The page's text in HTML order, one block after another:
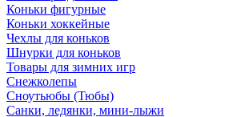
Коньки фигурные
Коньки хоккейные
Чехлы для коньков
Шнурки для коньков
Товары для зимних игр
Снежколепы
Сноутьюбы (Тюбы)
Санки, ледянки, мини-лыжи